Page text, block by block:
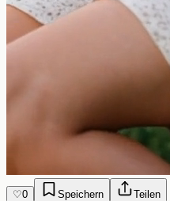
♡0 Speichern Teilen